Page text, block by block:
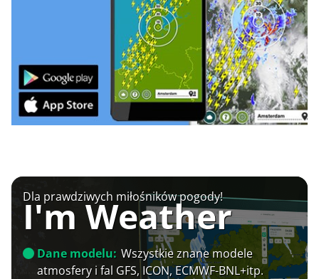
Dla prawdziwych miłośników pogody!
I'm Weather
Dane modelu: Wszystkie znane modele
atmosfery i fal GFS, ICON, ECMWF-BNL+itp.